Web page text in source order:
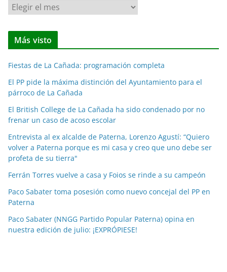
N
t
i
a
s
p
o
r
m
e
s
s
Más visto
Fiestas de La Cañada: programación completa
El PP pide la máxima distinción del Ayuntamiento para el
párroco de La Cañada
El British College de La Cañada ha sido condenado por no
frenar un caso de acoso escolar
Entrevista al ex alcalde de Paterna, Lorenzo Agustí: “Quiero
volver a Paterna porque es mi casa y creo que uno debe ser
profeta de su tierra"
Ferrán Torres vuelve a casa y Foios se rinde a su campeón
Paco Sabater toma posesión como nuevo concejal del PP en
Paterna
Paco Sabater (NNGG Partido Popular Paterna) opina en
nuestra edición de julio: ¡EXPRÓPIESE!